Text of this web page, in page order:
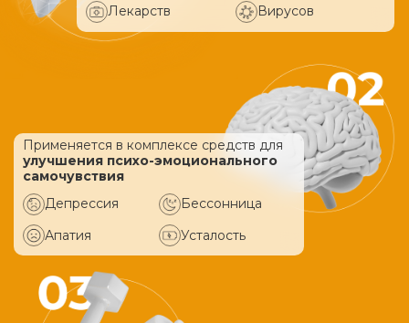
Лекарств
Вирусов
Применяется в комплексе средств для
улучшения психо-эмоционального
самочувствия
Депрессия
Бессонница
Апатия
Усталость